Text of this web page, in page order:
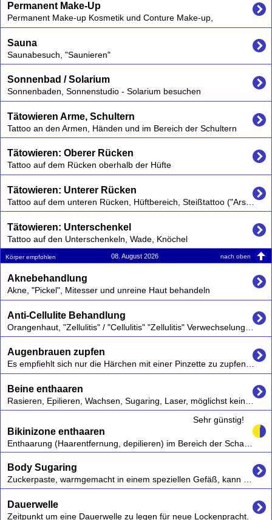
Permanent Make-Up
Permanent Make-up Kosmetik und Conture Make-up,
Sauna
Saunabesuch, "Saunieren"
Sonnenbad / Solarium
Sonnenbaden, Sonnenstudio - Solarium besuchen
Tätowieren Arme, Schultern
Tattoo an den Armen, Händen und im Bereich der Schultern
Tätowieren: Oberer Rücken
Tattoo auf dem Rücken oberhalb der Hüfte
Tätowieren: Unterer Rücken
Tätowieren: Unterschenkel
Tattoo auf den Unterschenkeln, Wade, Knöchel
Körper empfohlen 08. August 2026 nach oben
Aknebehandlung
Akne, "Pickel", Mitesser und unreine Haut behandeln
Anti-Cellulite Behandlung
Augenbrauen zupfen
Es empfiehlt sich nur die Härchen mit einer Pinzette zu zupfen, die aus der natürlichen Form des Augenbrauenwuchses herauswachsen.
Beine enthaaren
Bikinizone enthaaren
Sehr günstig!
Body Sugaring
Dauerwelle
Zeitpunkt um eine Dauerwelle zu legen für neue Lockenpracht.